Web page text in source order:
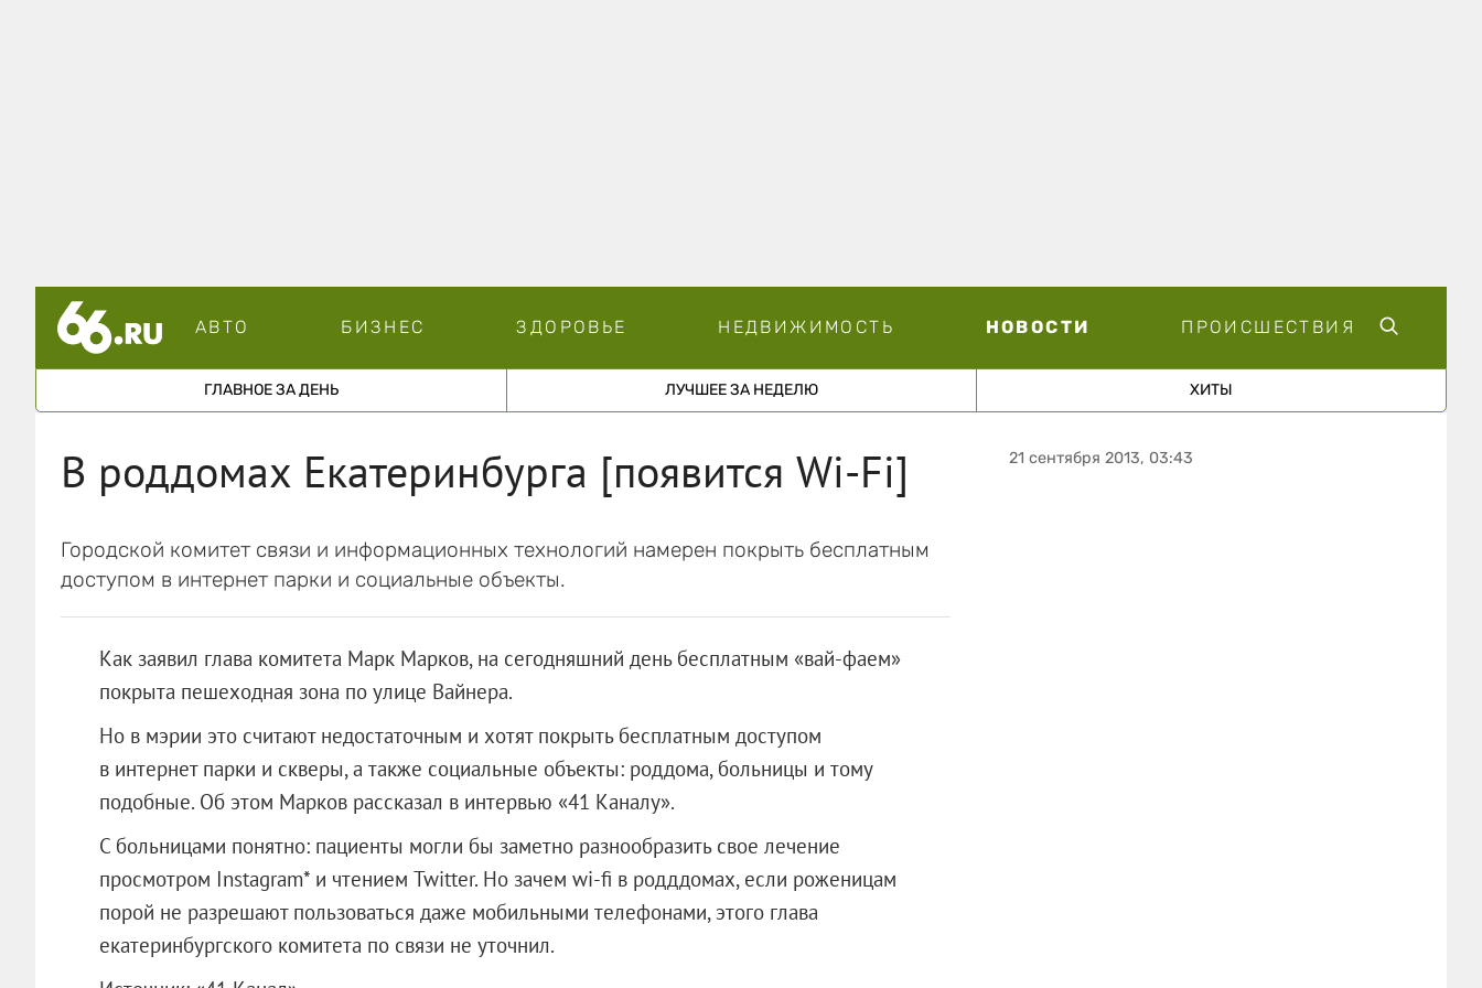
АВТО БИЗНЕС ЗДОРОВЬЕ НЕДВИЖИМОСТЬ НОВОСТИ ПРОИСШЕСТВИЯ
ГЛАВНОЕ ЗА ДЕНЬ ЛУЧШЕЕ ЗА НЕДЕЛЮ ХИТЫ
В роддомах Екатеринбурга [появится Wi-Fi]
Городской комитет связи и информационных технологий намерен покрыть бесплатным
доступом в интернет парки и социальные объекты.
Как заявил глава комитета Марк Марков, на сегодняшний день бесплатным «вай-фаем»
покрыта пешеходная зона по улице Вайнера.
Но в мэрии это считают недостаточным и хотят покрыть бесплатным доступом
в интернет парки и скверы, а также социальные объекты: роддома, больницы и тому
подобные. Об этом Марков рассказал в интервью «41 Каналу».
С больницами понятно: пациенты могли бы заметно разнообразить свое лечение
просмотром Instagram* и чтением Twitter. Но зачем wi-fi в родддомах, если роженицам
порой не разрешают пользоваться даже мобильными телефонами, этого глава
екатеринбургского комитета по связи не уточнил.
21 сентября 2013, 03:43